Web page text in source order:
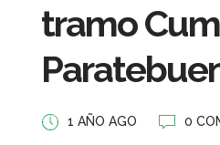
tramo
1 AÑO AGO 0